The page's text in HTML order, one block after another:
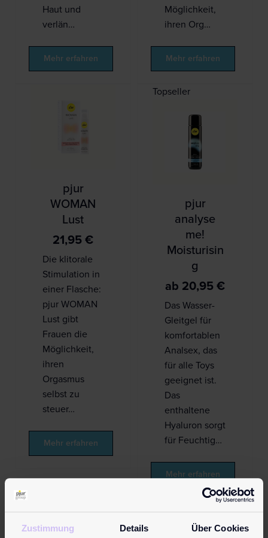
Zustimmung Details Über Cookies
Haut und
verlän…
Mehr erfahren
Möglichkeit,
ihren Org…
Mehr erfahren
pjur
WOMAN
Lust
21,95 €
Die klitorale
Stimulation in
einer Flasche:
pjur WOMAN
Lust gibt
Frauen die
Möglichkeit,
ihren
Orgasmus
selbst zu
steuer…
Mehr erfahren
Topseller
pjur
analyse
me!
Moisturisin
g
ab 20,95 €
Das Wasser-
Gleitgel für
komfortablen
Analsex, das
für alle Toys
geeignet ist.
Das
enthaltene
Hyaluron sorgt
für Feuchtig…
Mehr erfahren